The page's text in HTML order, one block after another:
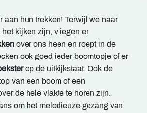
aan hun trekken! Terwijl we naar
het kijken zijn, vliegen er
over ons heen en roept in de
ook goed ieder boomtopje of er
op de uitkijkstaat. Ook de
van een boom of een
de hele vlakte te horen zijn.
om het melodieuze gezang van